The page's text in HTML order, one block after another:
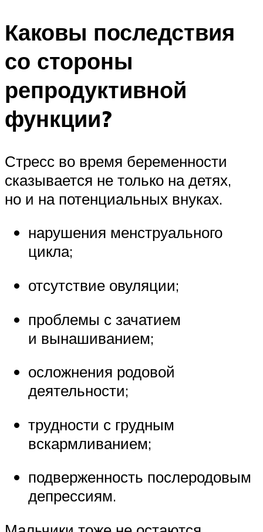
Каковы последствия
со стороны
репродуктивной
функции?
Стресс во время беременности
сказывается не только на детях,
но и на потенциальных внуках.
нарушения менструального
цикла;
отсутствие овуляции;
проблемы с зачатием
и вынашиванием;
осложнения родовой
деятельности;
трудности с грудным
вскармливанием;
подверженность послеродовым
депрессиям.